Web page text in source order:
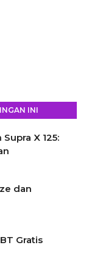
INI
X 125:
dan
Gratis